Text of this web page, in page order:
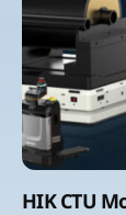
HIK CTU